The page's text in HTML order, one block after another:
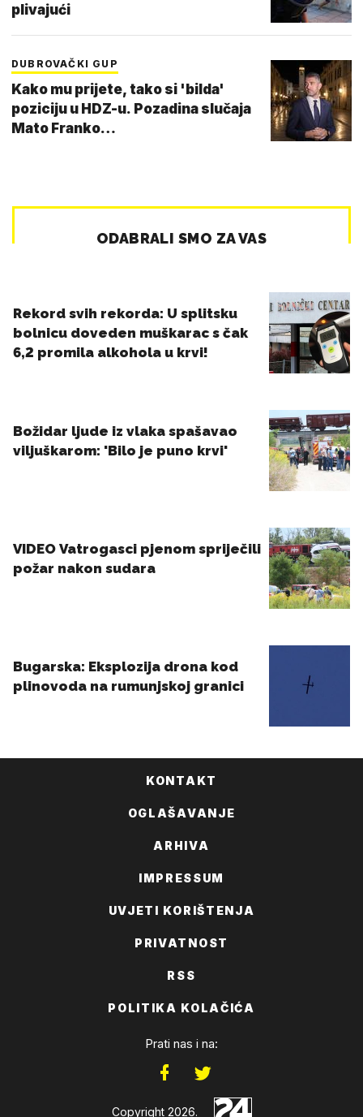
plivajući
DUBROVAČKI GUP
Kako mu prijete, tako si 'bilda'
poziciju u HDZ-u. Pozadina slučaja
Mato Franko…
KONTAKT
OGLAŠAVANJE
ARHIVA
IMPRESSUM
UVJETI KORIŠTENJA
PRIVATNOST
RSS
POLITIKA KOLAČIĆA
Prati nas i na:
Copyright 2026.